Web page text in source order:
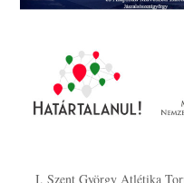
I. Szent György Atlétika